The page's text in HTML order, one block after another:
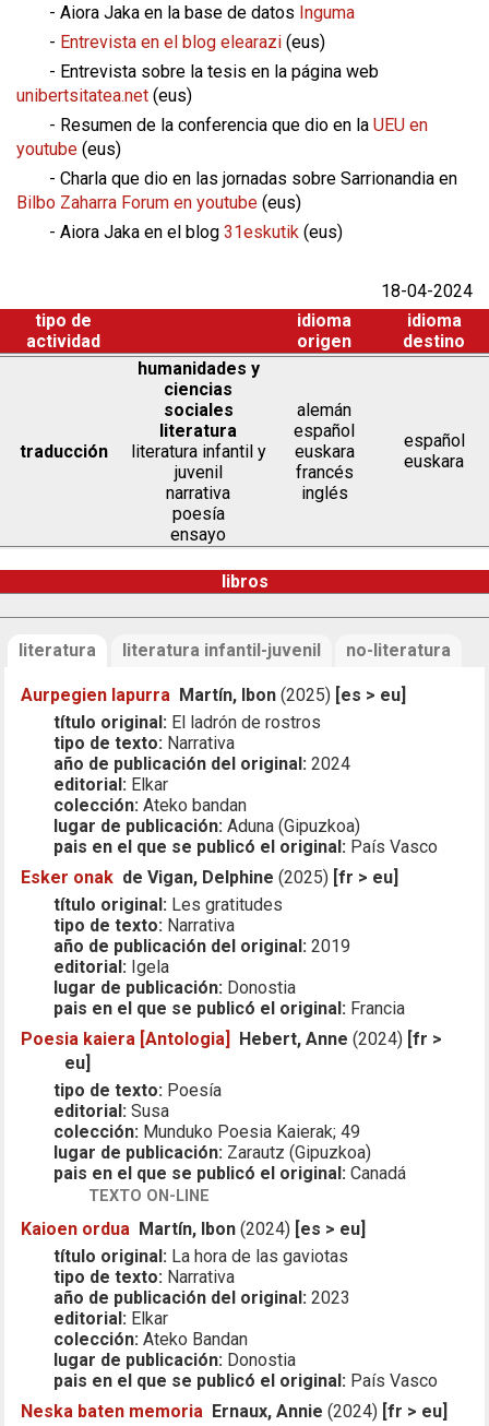
- Aiora Jaka en la base de datos Inguma
- Entrevista en el blog elearazi (eus)
- Entrevista sobre la tesis en la página web
unibertsitatea.net (eus)
- Resumen de la conferencia que dio en la UEU en
youtube (eus)
- Charla que dio en las jornadas sobre Sarrionandia en
Bilbo Zaharra Forum en youtube (eus)
- Aiora Jaka en el blog 31eskutik (eus)
18-04-2024
tipo de
actividad
idioma
origen
idioma
destino
traducción
humanidades y
ciencias
sociales
literatura
literatura infantil y
juvenil
narrativa
poesía
ensayo
alemán
español
euskara
francés
inglés
español
euskara
libros
literatura literatura infantil-juvenil no-literatura
Aurpegien lapurra Martín, Ibon (2025) [es > eu]
título original: El ladrón de rostros
tipo de texto: Narrativa
año de publicación del original: 2024
editorial: Elkar
colección: Ateko bandan
lugar de publicación: Aduna (Gipuzkoa)
pais en el que se publicó el original: País Vasco
Esker onak de Vigan, Delphine (2025) [fr > eu]
título original: Les gratitudes
tipo de texto: Narrativa
año de publicación del original: 2019
editorial: Igela
lugar de publicación: Donostia
pais en el que se publicó el original: Francia
Poesia kaiera [Antologia]
Hebert, Anne (2024) [fr >
eu]
tipo de texto: Poesía
editorial: Susa
colección: Munduko Poesia Kaierak; 49
lugar de publicación: Zarautz (Gipuzkoa)
pais en el que se publicó el original: Canadá
TEXTO ON-LINE
Kaioen ordua Martín, Ibon (2024) [es > eu]
título original: La hora de las gaviotas
tipo de texto: Narrativa
año de publicación del original: 2023
editorial: Elkar
colección: Ateko Bandan
lugar de publicación: Donostia
pais en el que se publicó el original: País Vasco
Neska baten memoria Ernaux, Annie (2024) [fr > eu]